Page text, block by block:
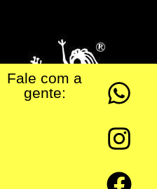
Fale com a
gente: